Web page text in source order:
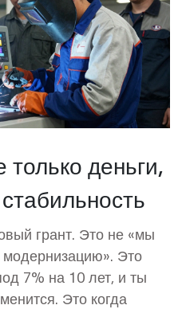
деньги,
грант. Это не «мы
Это
7% на 10 лет, и ты
Это когда